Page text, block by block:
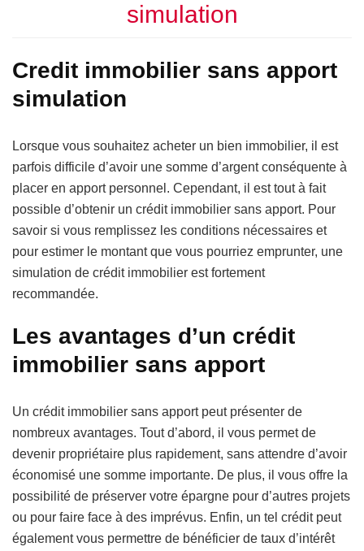
simulation
Credit immobilier sans apport
simulation
Lorsque vous souhaitez acheter un bien immobilier, il est
parfois difficile d’avoir une somme d’argent conséquente à
placer en apport personnel. Cependant, il est tout à fait
possible d’obtenir un crédit immobilier sans apport. Pour
savoir si vous remplissez les conditions nécessaires et
pour estimer le montant que vous pourriez emprunter, une
simulation de crédit immobilier est fortement
recommandée.
Les avantages d’un crédit
immobilier sans apport
Un crédit immobilier sans apport peut présenter de
nombreux avantages. Tout d’abord, il vous permet de
devenir propriétaire plus rapidement, sans attendre d’avoir
économisé une somme importante. De plus, il vous offre la
possibilité de préserver votre épargne pour d’autres projets
ou pour faire face à des imprévus. Enfin, un tel crédit peut
également vous permettre de bénéficier de taux d’intérêt